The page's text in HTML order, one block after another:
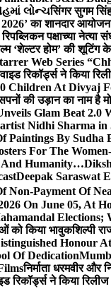
લોન્ચसिंगर सुगम सिंह
2026’ का शानदार
पक्षाच्या
‘शेल्टर होम’ की शूटिंग
Web Series
रिकॉर्ड्स ने किया
Children At Divyaj
की उड़ान का नाम है
Glam Beat
Nidhi Sharma
By Sudha
For The
And Humanity…
Deepak Saraswat
Non-Payment Of
On June 05, At
Elections;
को किया भावुकशिल्पी
Honour
Of Dedication
निर्माता धरमवीर
रिकॉर्ड्स ने किया रिलीज